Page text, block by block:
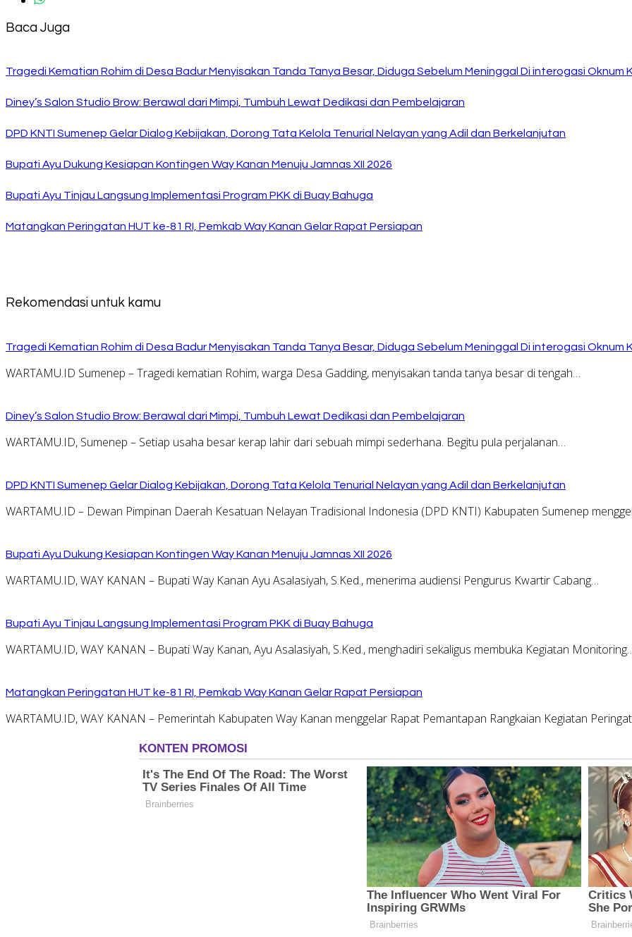
Baca Juga
Tragedi Kematian Rohim di Desa Badur Menyisakan Tanda Tanya Besar, Diduga Sebelum Meninggal Di interogasi Oknum
Diney’s Salon Studio Brow: Berawal dari Mimpi, Tumbuh Lewat Dedikasi dan Pembelajaran
DPD KNTI Sumenep Gelar Dialog Kebijakan, Dorong Tata Kelola Tenurial Nelayan yang Adil dan Berkelanjutan
Bupati Ayu Dukung Kesiapan Kontingen Way Kanan Menuju Jamnas XII 2026
Bupati Ayu Tinjau Langsung Implementasi Program PKK di Buay Bahuga
Matangkan Peringatan HUT ke-81 RI, Pemkab Way Kanan Gelar Rapat Persiapan
Rekomendasi untuk kamu
Tragedi Kematian Rohim di Desa Badur Menyisakan Tanda Tanya Besar, Diduga Sebelum Meninggal Di interogasi Oknum
WARTAMU.ID Sumenep – Tragedi kematian Rohim, warga Desa Gadding, menyisakan tanda tanya besar di tengah…
Diney’s Salon Studio Brow: Berawal dari Mimpi, Tumbuh Lewat Dedikasi dan Pembelajaran
WARTAMU.ID, Sumenep – Setiap usaha besar kerap lahir dari sebuah mimpi sederhana. Begitu pula perjalanan…
DPD KNTI Sumenep Gelar Dialog Kebijakan, Dorong Tata Kelola Tenurial Nelayan yang Adil dan Berkelanjutan
WARTAMU.ID – Dewan Pimpinan Daerah Kesatuan Nelayan Tradisional Indonesia (DPD KNTI) Kabupaten Sumenep
Bupati Ayu Dukung Kesiapan Kontingen Way Kanan Menuju Jamnas XII 2026
WARTAMU.ID, WAY KANAN – Bupati Way Kanan Ayu Asalasiyah, S.Ked., menerima audiensi Pengurus Kwartir Cabang…
Bupati Ayu Tinjau Langsung Implementasi Program PKK di Buay Bahuga
WARTAMU.ID, WAY KANAN – Bupati Way Kanan, Ayu Asalasiyah, S.Ked., menghadiri sekaligus membuka Kegiatan
Matangkan Peringatan HUT ke-81 RI, Pemkab Way Kanan Gelar Rapat Persiapan
WARTAMU.ID, WAY KANAN – Pemerintah Kabupaten Way Kanan menggelar Rapat Pemantapan Rangkaian Kegiatan